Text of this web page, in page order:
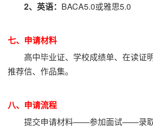
2、英语： BACA5.0或雅思5.0
七、申请材料
高中毕业证、学校成绩单、在读证
推荐信、作品集。
八、申请流程
提交申请材料——参加面试——录